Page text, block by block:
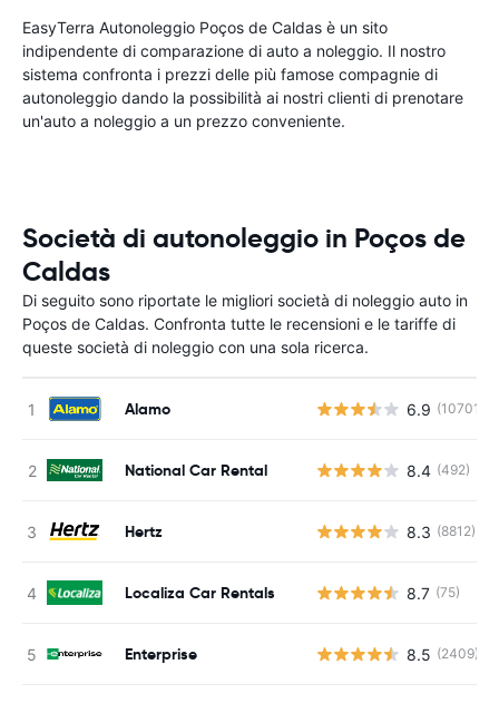
EasyTerra Autonoleggio Poços de Caldas è un sito
indipendente di comparazione di auto a noleggio. Il nostro
sistema confronta i prezzi delle più famose compagnie di
autonoleggio dando la possibilità ai nostri clienti di prenotare
un'auto a noleggio a un prezzo conveniente.
Società di autonoleggio in Poços de
Caldas
Di seguito sono riportate le migliori società di noleggio auto in
Poços de Caldas. Confronta tutte le recensioni e le tariffe di
queste società di noleggio con una sola ricerca.
Alamo 6.9 (10701)
National Car Rental 8.4 (492)
Hertz 8.3 (8812)
Localiza Car Rentals 8.7 (75)
Enterprise 8.5 (2409)